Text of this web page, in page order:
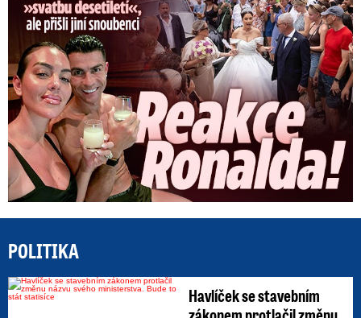
POLITIKA
Havlíček se stavebním